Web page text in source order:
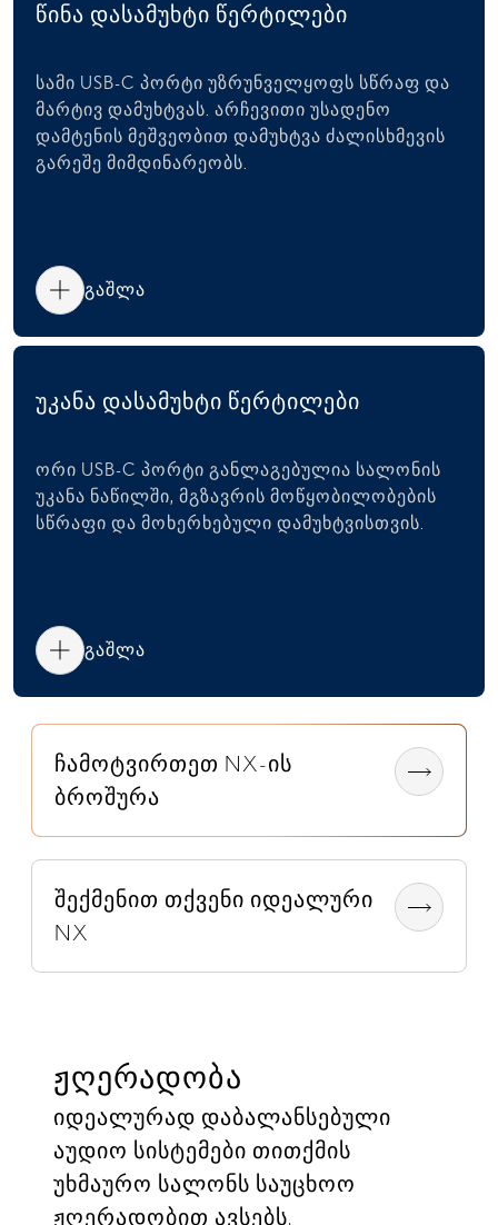
წინა დასამუხტი წერტილები
სამი USB-C პორტი უზრუნველყოფს სწრაფ და
მარტივ დამუხტვას. არჩევითი უსადენო
დამტენის მეშვეობით დამუხტვა ძალისხმევის
გარეშე მიმდინარეობს.
გაშლა
უკანა დასამუხტი წერტილები
ორი USB-C პორტი განლაგებულია სალონის
უკანა ნაწილში, მგზავრის მოწყობილობების
სწრაფი და მოხერხებული დამუხტვისთვის.
გაშლა
ჩამოტვირთეთ NX-ის
ბროშურა
შექმენით თქვენი იდეალური
NX
ჟღერადობა
იდეალურად დაბალანსებული
აუდიო სისტემები თითქმის
უხმაურო სალონს საუცხოო
ჟღერადობით ავსებს.